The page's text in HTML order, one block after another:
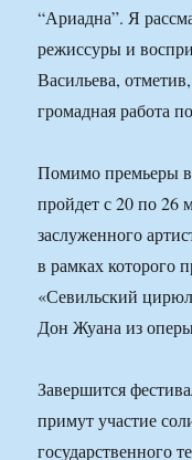
“Ариадна”. Я
режиссуры и
Васильева,
громадная работа
Помимо премьеры в
пройдет с 20 по 26
заслуженного
в рамках которого
«Севильский
Дон Жуана из
Завершится
примут участие
государственного